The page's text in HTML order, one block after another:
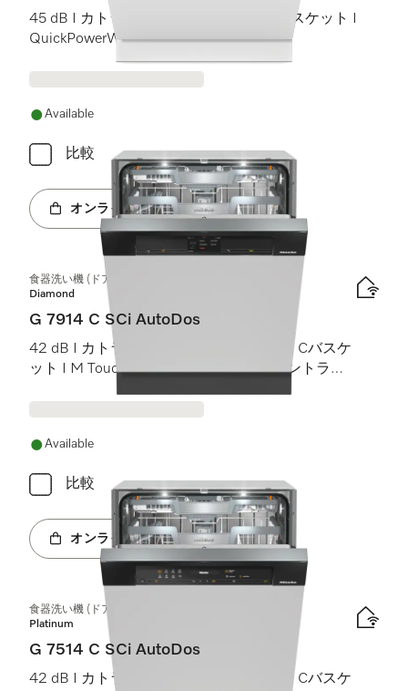
45 dB I カトラリートレイ I Comfort Cバスケット I
QuickPowerWash I AutoOpen
Available
比較
オンラインショップへ
食器洗い機 (ドア材取付専用タイプ)
Diamond
G 7914 C SCi AutoDos
42 dB I カトラリートレイ I MaxiComfort Cバスケ
ット I M Touch I BrilliantLight (ブリリアントライ
Available
比較
オンラインショップへ
食器洗い機 (ドア材取付専用タイプ)
Platinum
G 7514 C SCi AutoDos
42 dB I カトラリートレイ I MaxiComfort Cバスケ